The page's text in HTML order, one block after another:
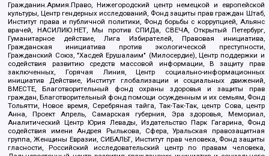
Гражданин.Армия.Право, Нижегородский центр немецкой и европейской
культуры, Центр гендерных исследований, Фонд защиты прав граждан Штаб,
Институт права и публичной политики, Фонд борьбы с коррупцией, Альянс
врачей, НАСИЛИЮ.НЕТ, Мы против СПИДа, СВЕЧА, Открытый Петербург,
Гуманитарное действие, Лига Избирателей, Правовая инициатива,
Гражданская инициатива против экологической преступности,
Гражданский Союз, "Хасдей Ерушалаим" (Милосердие), Центр поддержки и
содействия развитию средств массовой информации, В защиту прав
заключенных, Горячая Линия, Центр социально-информационных
инициатив Действие, Институт глобализации и социальных движений,
ВМЕСТЕ, Благотворительный фонд охраны здоровья и защиты прав
граждан, Благотворительный фонд помощи осужденным и их семьям, Фонд
Тольятти, Новое время, Серебряная тайга, Так-Так-Так, центр Сова, центр
Анна, Проект Апрель, Самарская губерния, Эра здоровья, Мемориал,
Аналитический Центр Юрия Левады, Издательство Парк Гагарина, Фонд
содействия имени Андрея Рылькова, Сфера, Уральская правозащитная
группа, Женщины Евразии, СИБАЛЬТ, Институт прав человека, Фонд защиты
гласности, Российский исследовательский центр по правам человека,